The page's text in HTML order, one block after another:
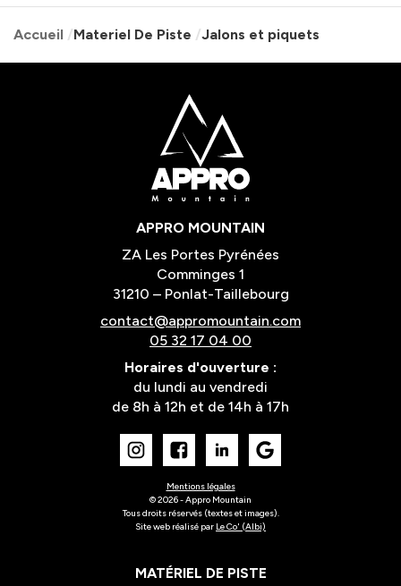
Accueil Materiel De Piste Jalons et piquets
APPRO MOUNTAIN
ZA Les Portes Pyrénées
Comminges 1
31210 – Ponlat-Taillebourg
Horaires d'ouverture :
du lundi au vendredi
de 8h à 12h et de 14h à 17h
Mentions légales
©2026- Appro Mountain
Tous droits réservés (textes et images).
Site web réalisé par Le Co' (Albi)
MATÉRIEL DE PISTE